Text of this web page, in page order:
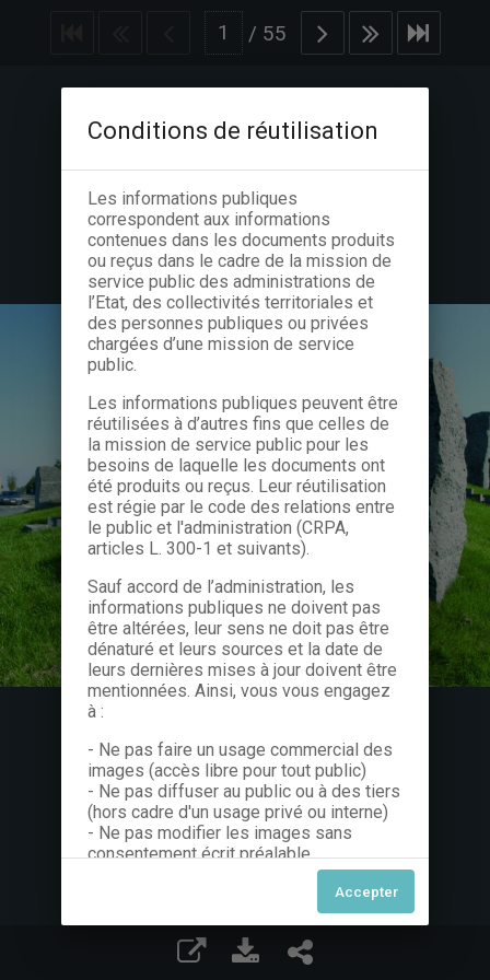
/ 55
Conditions de réutilisation
Les informations publiques
correspondent aux informations
contenues dans les documents produits
ou reçus dans le cadre de la mission de
service public des administrations de
l’Etat, des collectivités territoriales et
des personnes publiques ou privées
chargées d’une mission de service
public.
Les informations publiques peuvent être
réutilisées à d’autres fins que celles de
la mission de service public pour les
besoins de laquelle les documents ont
été produits ou reçus. Leur réutilisation
est régie par le code des relations entre
le public et l'administration (CRPA,
articles L. 300-1 et suivants).
Sauf accord de l’administration, les
informations publiques ne doivent pas
être altérées, leur sens ne doit pas être
dénaturé et leurs sources et la date de
leurs dernières mises à jour doivent être
mentionnées. Ainsi, vous vous engagez
à :
- Ne pas faire un usage commercial des
images (accès libre pour tout public)
- Ne pas diffuser au public ou à des tiers
(hors cadre d'un usage privé ou interne)
- Ne pas modifier les images sans
consentement écrit préalable
Dans le cas contraire, nous vous invitons
à nous contacter afin de solliciter le type
de Licence souhaitée parmi celles
proposées et le cas échéant, acquitter